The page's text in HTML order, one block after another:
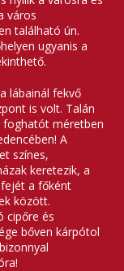
város
található ún.
ugyanis a
lábainál fekvő
is volt. Talán
foghatót méretben
A
színes,
keretezik, a
a főként
között.
cipőre és
bőven kárpótol